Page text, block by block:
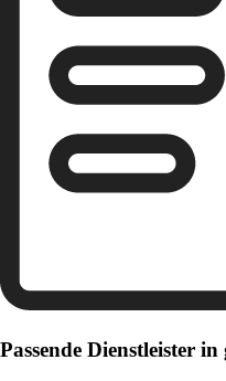
Passende Dienstleister